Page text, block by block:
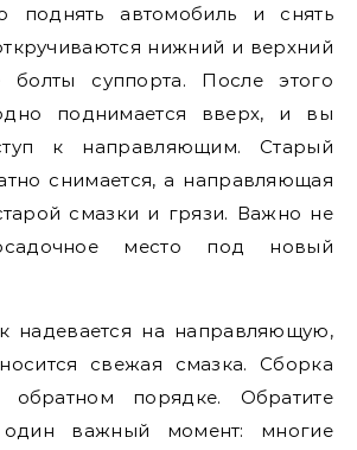
поднять автомобиль и снять
нижний и верхний
болты суппорта. После этого
поднимается вверх, и вы
к направляющим. Старый
снимается, а направляющая
смазки и грязи. Важно не
место под новый
надевается на направляющую,
свежая смазка. Сборка
обратном порядке. Обратите
важный момент: многие